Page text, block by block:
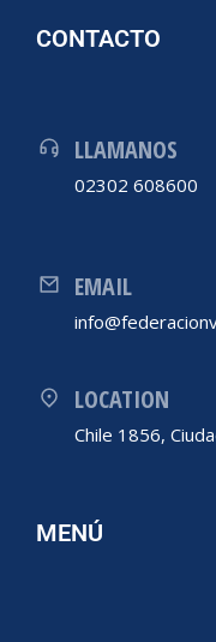
CONTACTO
LLAMANOS
02302 608600
EMAIL
LOCATION
Chile 1856,
MENÚ